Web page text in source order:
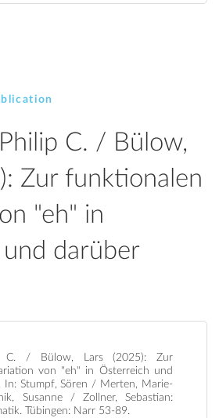
C. / Bülow,
Zur funktionalen
"eh" in
darüber
C. / Bülow, Lars (2025): Zur
von "eh" in Österreich und
In: Stumpf, Sören / Merten, Marie-
Susanne / Zollner, Sebastian:
Tübingen: Narr 53-89.